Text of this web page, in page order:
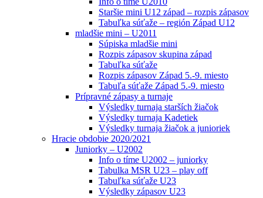
Staršie mini U12 západ – rozpis zápasov
Tabuľka súťaže – región Západ U12
mladšie mini – U2011
Súpiska mladšie mini
Rozpis zápasov skupina západ
Tabuľka súťaže
Rozpis zápasov Západ 5.-9. miesto
Tabuľa súťaže Západ 5.-9. miesto
Prípravné zápasy a turnaje
Výsledky turnaja starších žiačok
Výsledky turnaja Kadetiek
Výsledky turnaja žiačok a junioriek
Hracie obdobie 2020/2021
Juniorky – U2002
Info o tíme U2002 – juniorky
Tabulka MSR U23 – play off
Tabuľka súťaže U23
Výsledky zápasov U23